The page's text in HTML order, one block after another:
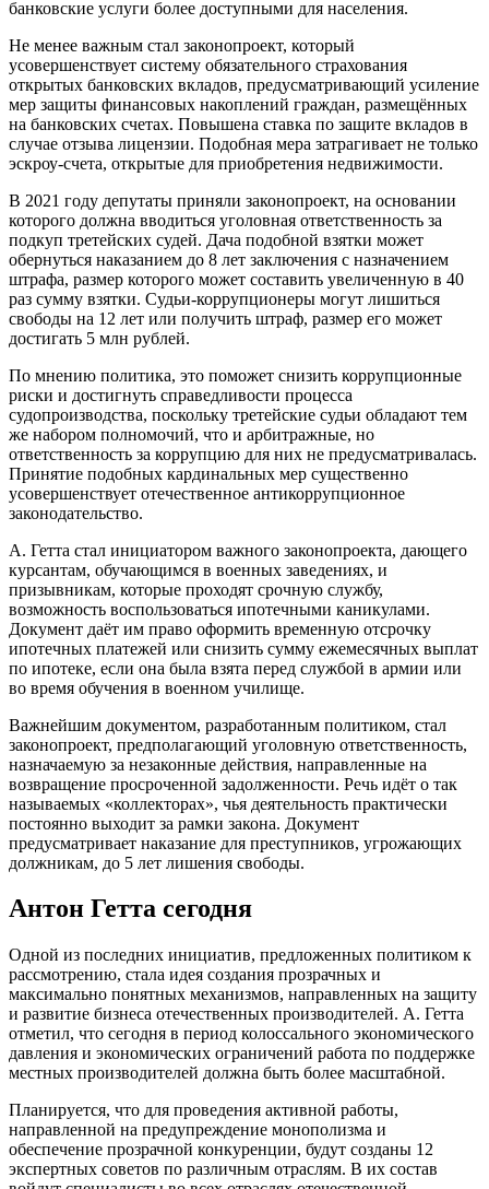
банковские услуги более доступными для населения.
Не менее важным стал законопроект, который
усовершенствует систему обязательного страхования
открытых банковских вкладов, предусматривающий усиление
мер защиты финансовых накоплений граждан, размещённых
на банковских счетах. Повышена ставка по защите вкладов в
случае отзыва лицензии. Подобная мера затрагивает не только
эскроу-счета, открытые для приобретения недвижимости.
В 2021 году депутаты приняли законопроект, на основании
которого должна вводиться уголовная ответственность за
подкуп третейских судей. Дача подобной взятки может
обернуться наказанием до 8 лет заключения с назначением
штрафа, размер которого может составить увеличенную в 40
раз сумму взятки. Судьи-коррупционеры могут лишиться
свободы на 12 лет или получить штраф, размер его может
достигать 5 млн рублей.
По мнению политика, это поможет снизить коррупционные
риски и достигнуть справедливости процесса
судопроизводства, поскольку третейские судьи обладают тем
же набором полномочий, что и арбитражные, но
ответственность за коррупцию для них не предусматривалась.
Принятие подобных кардинальных мер существенно
усовершенствует отечественное антикоррупционное
законодательство.
А. Гетта стал инициатором важного законопроекта, дающего
курсантам, обучающимся в военных заведениях, и
призывникам, которые проходят срочную службу,
возможность воспользоваться ипотечными каникулами.
Документ даёт им право оформить временную отсрочку
ипотечных платежей или снизить сумму ежемесячных выплат
по ипотеке, если она была взята перед службой в армии или
во время обучения в военном училище.
Важнейшим документом, разработанным политиком, стал
законопроект, предполагающий уголовную ответственность,
назначаемую за незаконные действия, направленные на
возвращение просроченной задолженности. Речь идёт о так
называемых «коллекторах», чья деятельность практически
постоянно выходит за рамки закона. Документ
предусматривает наказание для преступников, угрожающих
должникам, до 5 лет лишения свободы.
Антон Гетта сегодня
Одной из последних инициатив, предложенных политиком к
рассмотрению, стала идея создания прозрачных и
максимально понятных механизмов, направленных на защиту
и развитие бизнеса отечественных производителей. А. Гетта
отметил, что сегодня в период колоссального экономического
давления и экономических ограничений работа по поддержке
местных производителей должна быть более масштабной.
Планируется, что для проведения активной работы,
направленной на предупреждение монополизма и
обеспечение прозрачной конкуренции, будут созданы 12
экспертных советов по различным отраслям. В их состав